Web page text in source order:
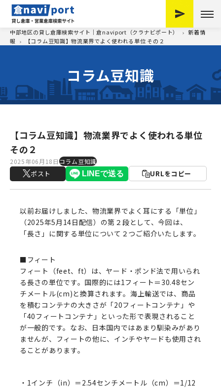
中部地区の貸し倉庫検索サイト｜倉naviport（クラナビポート）
新着情
報
【コラム豆知識】物流業界でよく使われる単位 その２
コラム豆知識
【コラム豆知識】物流業界でよく使われる単位
その２
2025年06月18日コラム豆知識
ポスト URLをコピー
以前お届けしました、物流業界でよく耳にする「単位」
（2025年5月14日配信）の第２段として、今回は、
「長さ」に関する単位について２つご紹介いたします。
■フィート
フィート（feet、ft）は、ヤード・ポンド法で用いられ
る長さの単位です。国際的には1フィート＝30.48セン
チメートル(cm)と換算されます。海上輸送では、商品
を積むコンテナの大きさが「20フィートコンテナ」や
「40フィートコンテナ」といった形で表現されること
が一般的です。なお、日本国内ではあまり馴染みがあり
ませんが、フィートの他に、インチやヤードも使用され
ることがあります。
・1インチ（in）＝2.54センチメートル（cm）＝1/12